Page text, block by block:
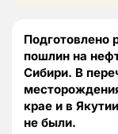
Подготовлено
пошлин на
Сибири. В
крае и в
не были.